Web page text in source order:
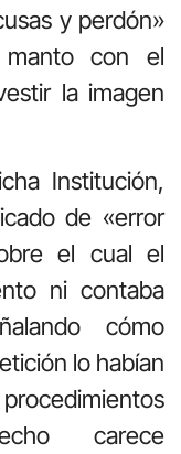
y perdón»
con el
la imagen
Institución,
de «error
el cual el
ni contaba
cómo
lo habían
carece